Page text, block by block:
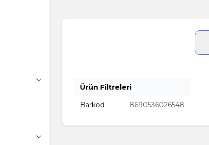
Ürün Filtreleri
Barkod
: 8690536026548